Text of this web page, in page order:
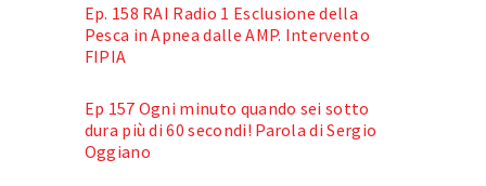
Ep. 158 RAI Radio 1 Esclusione della
Pesca in Apnea dalle AMP. Intervento
FIPIA
Ep 157 Ogni minuto quando sei sotto
dura più di 60 secondi! Parola di Sergio
Oggiano